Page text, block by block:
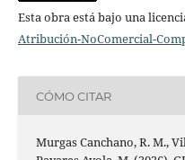
Esta obra está bajo una
Atribución-NoComercial-
CÓMO CITAR
Murgas Canchano, R. M.,